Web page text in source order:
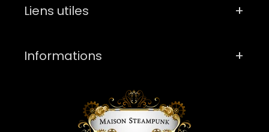
Liens utiles
Informations